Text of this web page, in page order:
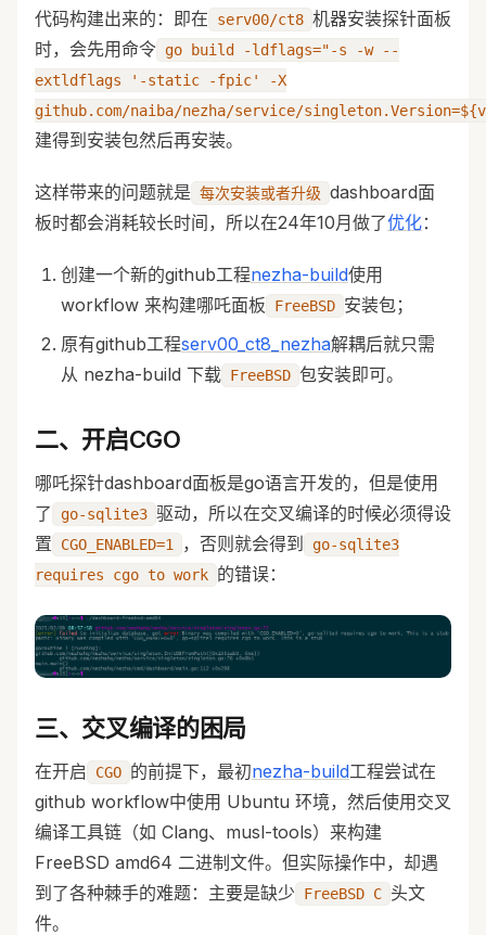
代码构建出来的：即在
serv00/ct8 机器安装探针面板
时，会先用命令 go build -ldflags="-s -w --
extldflags '-static -fpic' -X
github.com/naiba/nezha/service/
建得到安装包然后再安装。
这样带来的问题就是 每次安装或者升级 dashboard面
板时都会消耗较长时间，所以在24年10月做了优化：
创建一个新的github工程nezha-build使用
workflow 来构建哪吒面板
FreeBSD 安装包；
原有github工程serv00_ct8_nezha解耦后就只需
从 nezha-build 下载 FreeBSD 包安装即可。
二、开启CGO
哪吒探针dashboard面板是go语言开发的，但是使用
了
go-sqlite3 驱动，所以在交叉编译的时候必须得设
置
CGO_ENABLED=1 ，否则就会得到 go-sqlite3
requires cgo to work 的错误：
三、交叉编译的困局
在开启 CGO 的前提下，最初nezha-build工程尝试在
github workflow中使用 Ubuntu 环境，然后使用交叉
编译工具链（如 Clang、musl-tools）来构建
FreeBSD amd64 二进制文件。但实际操作中，却遇
到了各种棘手的难题：主要是缺少
FreeBSD C 头文
件。